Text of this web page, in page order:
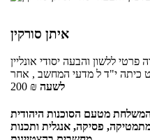
איתן סורקין
פרטי ללשון והבעה יסודי אונליין
כיתה י"ד ל מדעי המחשב , אחר
200 ₪ לשעה
מטעם הסוכנות היהודית
סיימתי 5 יחידות במתמטיקה, פסיקה, אנגלית ותכנות